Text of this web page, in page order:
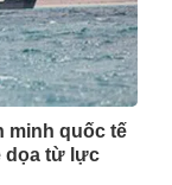
minh quốc tế
dọa từ lực